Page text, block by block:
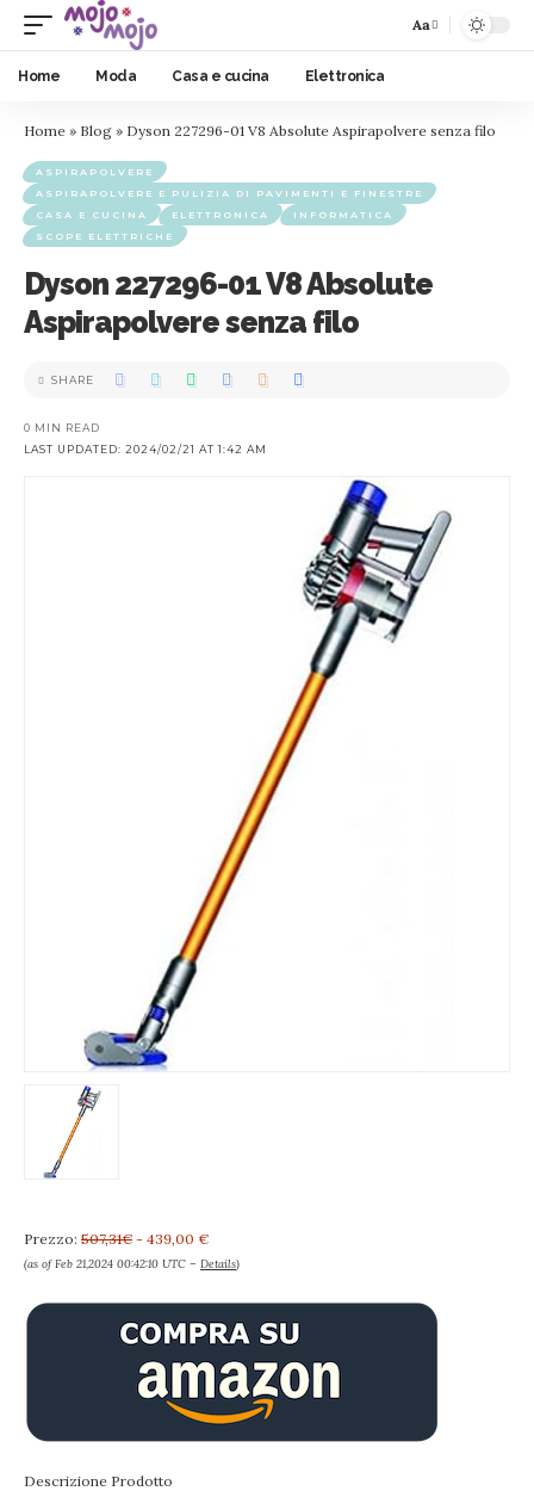
Aa
Home Moda Casa e cucina Elettronica
Home » Blog » Dyson 227296-01 V8 Absolute Aspirapolvere senza filo
ASPIRAPOLVERE
ASPIRAPOLVERE E PULIZIA DI PAVIMENTI E FINESTRE
CASA E CUCINA
ELETTRONICA
INFORMATICA
SCOPE ELETTRICHE
Dyson 227296-01 V8 Absolute
Aspirapolvere senza filo
LAST UPDATED: 2024/02/21 AT 1:42 AM
0 MIN READ
SHARE
Prezzo: 507,31€ - 439,00 €
(as of Feb 21,2024 00:42:10 UTC – Details)
Descrizione Prodotto